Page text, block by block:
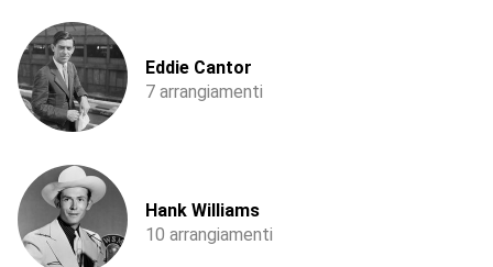
Eddie Cantor
7 arrangiamenti
Hank Williams
10 arrangiamenti